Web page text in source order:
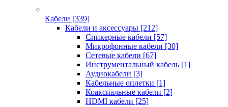
Кабели [339]
Кабели и аксессуары [212]
Спикерные кабели [57]
Микрофонные кабели [30]
Сетевые кабели [67]
Инструментальный кабель [1]
Аудиокабели [3]
Кабельные оплетки [1]
Коаксиальные кабели [2]
HDMI кабели [25]